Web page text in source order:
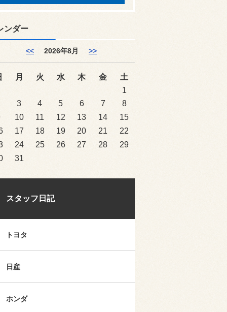
ンダー
<< 2026年8月 >>
月 火 水 木 金
土
1
3 4 5 6 7
8
10 11 12 13 14
15
17 18 19 20 21
22
24 25 26 27 28
29
31
スタッフ日記
トヨタ
日産
ホンダ